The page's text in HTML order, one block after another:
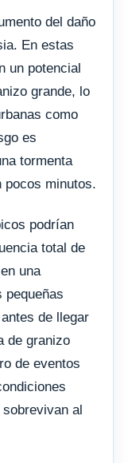
del daño
En estas
un potencial
grande, lo
como
es
tormenta
pocos minutos.
podrían
total de
una
pequeñas
de llegar
de granizo
de eventos
al